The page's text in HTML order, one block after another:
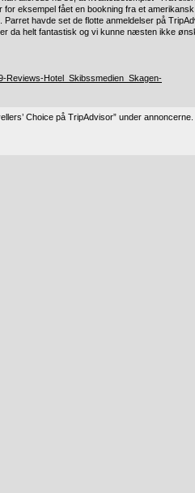
eksempel fået en bookning fra et
havde set de flotte anmeldelser på
da helt fantastisk og vi kunne næsten ikke
Reviews-Hotel_Skibssmedien_Skagen-
Choice på TripAdvisor” under annoncerne.